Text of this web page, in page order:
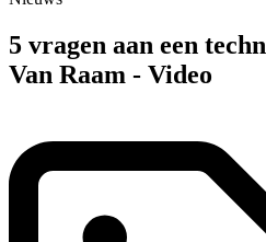
5 vragen aan een
Van Raam - Video